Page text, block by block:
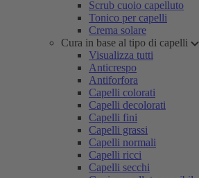
Scrub cuoio capelluto
Tonico per capelli
Crema solare
Cura in base al tipo di capelli
Visualizza tutti
Anticrespo
Antiforfora
Capelli colorati
Capelli decolorati
Capelli fini
Capelli grassi
Capelli normali
Capelli ricci
Capelli secchi